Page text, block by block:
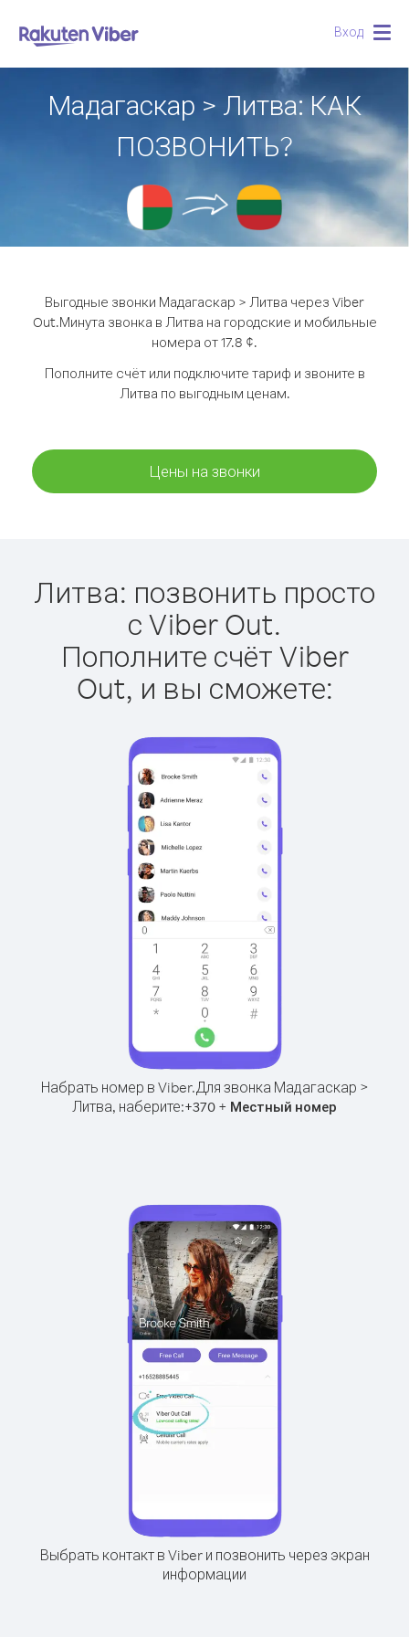
Вход
Мадагаскар > Литва: КАК
ПОЗВОНИТЬ?
Выгодные звонки Мадагаскар > Литва через Viber
Out.Минута звонка в Литва на городские и мобильные
номера от 17.8 ¢.
Пополните счёт или подключите тариф и звоните в
Литва по выгодным ценам.
Цены на звонки
Литва: позвонить просто
с Viber Out.
Пополните счёт Viber
Out, и вы сможете:
Набрать номер в Viber.Для звонка Мадагаскар >
Литва, наберите:+370 + Местный номер
Выбрать контакт в Viber и позвонить через экран
информации